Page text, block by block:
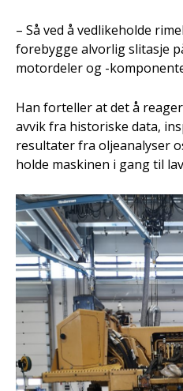
– Så ved å vedlikeholde
forebygge alvorlig slitasje
motordeler og -
Han forteller at det å
avvik fra historiske data,
resultater fra oljeanalyser
holde maskinen i gang til